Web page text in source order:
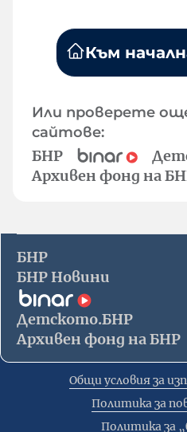
Към
Или проверете
сайтове:
БНР
Архивен фонд на
БНР
БНР Новини
Детското.БНР
Архивен фонд на БНР
Общи условия за
Политика за
Политика за